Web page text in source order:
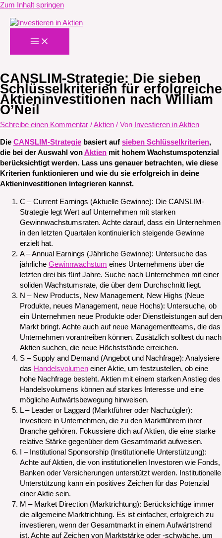
Zum Inhalt springen
CANSLIM-Strategie: Die sieben
Schlüsselkriterien für erfolgreiche
Aktieninvestitionen nach William
O’Neil
Schreibe einen Kommentar /Aktien / Von Investieren in Aktien
Die CANSLIM-Strategie basiert auf sieben Schlüsselkriterien,
die bei der Auswahl vonAktien mit hohem Wachstumspotenzial
berücksichtigt werden. Lass uns genauer betrachten, wie diese
Kriterien funktionieren und wie du sie erfolgreich in deine
Aktieninvestitionen integrieren kannst.
C – Current Earnings (Aktuelle Gewinne): Die CANSLIM-
Strategie legt Wert auf Unternehmen mit starken
Gewinnwachstumsraten. Achte darauf, dass ein Unternehmen
in den letzten Quartalen kontinuierlich steigende Gewinne
erzielt hat.
A – Annual Earnings (Jährliche Gewinne): Untersuche das
jährliche Gewinnwachstum eines Unternehmens über die
letzten drei bis fünf Jahre. Suche nach Unternehmen mit einer
soliden Wachstumsrate, die über dem Durchschnitt liegt.
N – New Products, New Management, New Highs (Neue
Produkte, neues Management, neue Hochs): Untersuche, ob
ein Unternehmen neue Produkte oder Dienstleistungen auf den
Markt bringt. Achte auch auf neue Managementteams, die das
Unternehmen vorantreiben können. Zusätzlich solltest du nach
Aktien suchen, die neue Höchststände erreichen.
S – Supply and Demand (Angebot und Nachfrage): Analysiere
das Handelsvolumen einer Aktie, um festzustellen, ob eine
hohe Nachfrage besteht. Aktien mit einem starken Anstieg des
Handelsvolumens können auf starkes Interesse und eine
mögliche Aufwärtsbewegung hinweisen.
L – Leader or Laggard (Marktführer oder Nachzügler):
Investiere in Unternehmen, die zu den Marktführern ihrer
Branche gehören. Fokussiere dich auf Aktien, die eine starke
relative Stärke gegenüber dem Gesamtmarkt aufweisen.
I – Institutional Sponsorship (Institutionelle Unterstützung):
Achte auf Aktien, die von institutionellen Investoren wie Fonds,
Banken oder Versicherungen unterstützt werden. Institutionelle
Unterstützung kann ein positives Zeichen für das Potenzial
einer Aktie sein.
M – Market Direction (Marktrichtung): Berücksichtige immer
die allgemeine Marktrichtung. Es ist einfacher, erfolgreich zu
investieren, wenn der Gesamtmarkt in einem Aufwärtstrend
ist. Achte auf Zeichen von Marktstärke oder -schwäche, um